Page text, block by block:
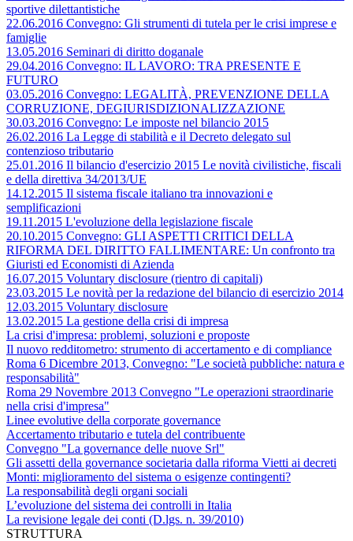
sportive dilettantistiche
22.06.2016 Convegno: Gli strumenti di tutela per le crisi imprese e
famiglie
13.05.2016 Seminari di diritto doganale
29.04.2016 Convegno: IL LAVORO: TRA PRESENTE E
FUTURO
03.05.2016 Convegno: LEGALITÀ, PREVENZIONE DELLA
CORRUZIONE, DEGIURISDIZIONALIZZAZIONE
30.03.2016 Convegno: Le imposte nel bilancio 2015
26.02.2016 La Legge di stabilità e il Decreto delegato sul
contenzioso tributario
25.01.2016 Il bilancio d'esercizio 2015 Le novità civilistiche, fiscali
e della direttiva 34/2013/UE
14.12.2015 Il sistema fiscale italiano tra innovazioni e
semplificazioni
19.11.2015 L'evoluzione della legislazione fiscale
20.10.2015 Convegno: GLI ASPETTI CRITICI DELLA
RIFORMA DEL DIRITTO FALLIMENTARE: Un confronto tra
Giuristi ed Economisti di Azienda
16.07.2015 Voluntary disclosure (rientro di capitali)
23.03.2015 Le novità per la redazione del bilancio di esercizio 2014
12.03.2015 Voluntary disclosure
13.02.2015 La gestione della crisi di impresa
La crisi d'impresa: problemi, soluzioni e proposte
Il nuovo redditometro: strumento di accertamento e di compliance
Roma 6 Dicembre 2013, Convegno: "Le società pubbliche: natura e
responsabilità"
Roma 29 Novembre 2013 Convegno "Le operazioni straordinarie
nella crisi d'impresa"
Linee evolutive della corporate governance
Accertamento tributario e tutela del contribuente
Convegno "La governance delle nuove Srl"
Gli assetti della governance societaria dalla riforma Vietti ai decreti
Monti: miglioramento del sistema o esigenze contingenti?
La responsabilità degli organi sociali
L’evoluzione del sistema dei controlli in Italia
La revisione legale dei conti (D.lgs. n. 39/2010)
STRUTTURA